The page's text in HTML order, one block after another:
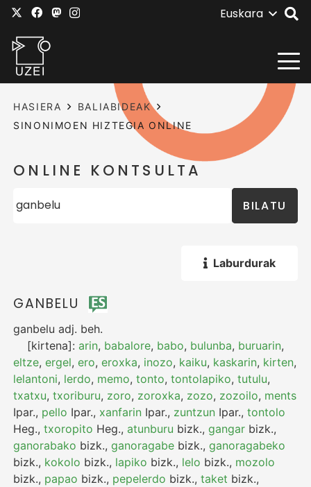
Euskara
HASIERA
BALIABIDEAK
SINONIMOEN HIZTEGIA ONLINE
ONLINE KONTSULTA
BILATU
Laburdurak
GANBELU
ganbelu adj. beh.
[kirtena]:arin, babalore, babo, bulunba, buruarin,
eltze,ergel,ero,eroxka, inozo, kaiku, kaskarin, kirten,
lelantoni, lerdo, memo,tonto,tontolapiko,tutulu,
txatxu,txoriburu, zoro, zoroxka, zozo, zozoilo, ments
Ipar., pello Ipar., xanfarin Ipar., zuntzun Ipar.,tontolo
Heg.,txoropito Heg.,atunburu bizk.,gangar bizk.,
ganorabako bizk.,ganoragabe bizk.,ganoragabeko
bizk., kokolo bizk., lapiko bizk., lelo bizk., mozolo
bizk., papao bizk., pepelerdo bizk.,taket bizk.,